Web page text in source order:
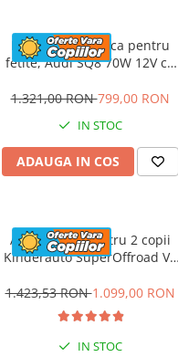
Masinuta electrica pentru
fetite, Audi SQ8 70W 12V cu
telecomanda, roz
1.321,00 RON799,00 RON
IN STOC
ADAUGA IN COS
ATV electric pentru 2 copii
Kinderauto SuperOffroad V2
1.423,53 RON1.099,00 RON
IN STOC